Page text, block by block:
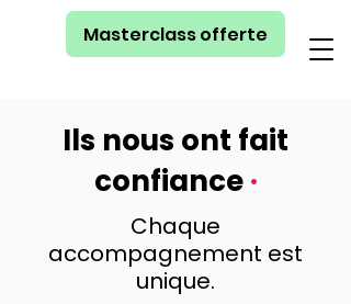
Masterclass offerte
Ils nous ont fait
confiance·
Chaque
accompagnement est
unique.